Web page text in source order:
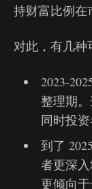
持财富比例在
对此，有几种
2023-
整理期
同时投
到了
者更深
更倾向